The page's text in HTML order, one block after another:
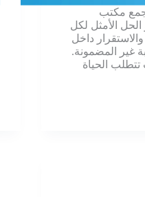
مكتب
الأمثل لكل
داخل
غير المضمونة.
الحياة